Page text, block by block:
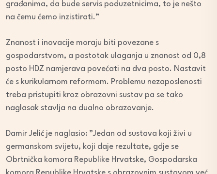
građanima, da bude servis poduzetnicima, to je nešto
na čemu ćemo inzistirati.”
Znanost i inovacije moraju biti povezane s
gospodarstvom, a postotak ulaganja u znanost od 0,8
posto HDZ namjerava povećati na dva posto. Nastavit
će s kurikularnom reformom. Problemu nezaposlenosti
treba pristupiti kroz obrazovni sustav pa se tako
naglasak stavlja na dualno obrazovanje.
Damir Jelić je naglasio: ”Jedan od sustava koji živi u
germanskom svijetu, koji daje rezultate, gdje se
Obrtnička komora Republike Hrvatske, Gospodarska